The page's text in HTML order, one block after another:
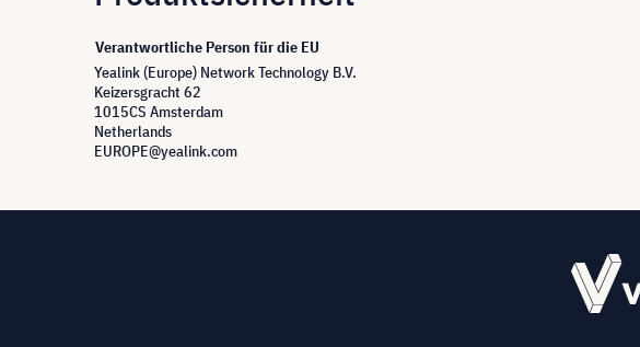
Verantwortliche Person für die EU
Yealink (Europe) Network Technology B.V.
Keizersgracht 62
1015CS Amsterdam
Netherlands
EUROPE@yealink.com